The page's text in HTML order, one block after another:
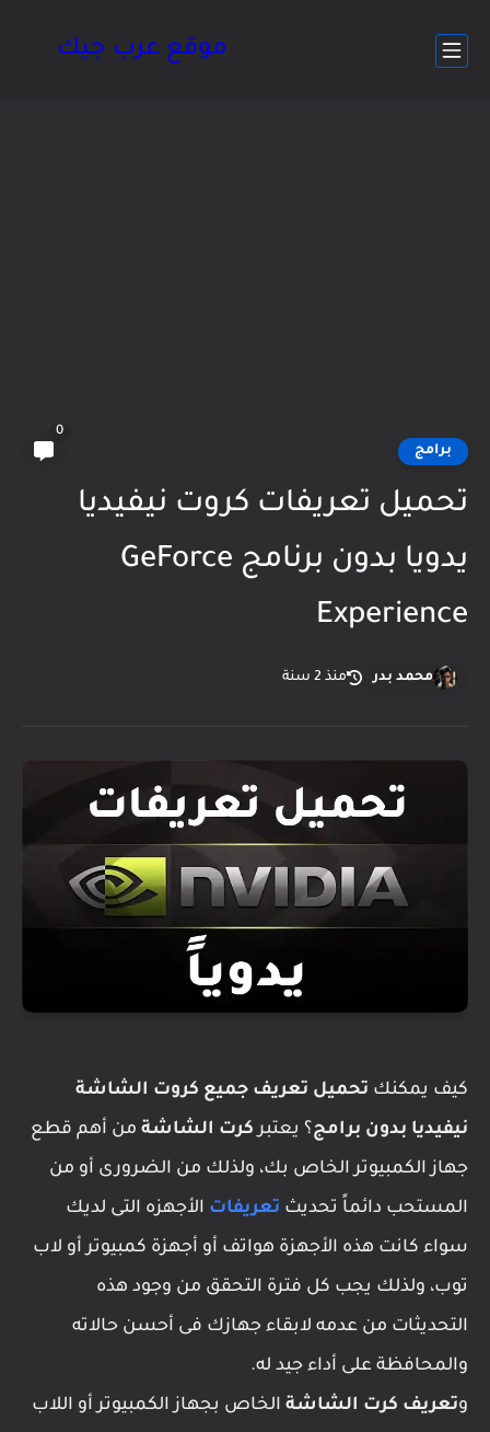
موقع عرب جيك
برامج
0
تحميل تعريفات كروت نيفيديا
يدويا بدون برنامج GeForce
Experience
محمد بدر منذ 2 سنة
كيف يمكنك تحميل تعريف جميع كروت الشاشة
نيفيديا بدون برامج؟ يعتبركرت الشاشة من أهم قطع
جهاز الكمبيوتر الخاص بك، ولذلك من الضرورى أو من
المستحب دائماً تحديث تعريفات الأجهزه التى لديك
سواء كانت هذه الأجهزة هواتف أو أجهزة كمبيوتر أو لاب
توب، ولذلك يجب كل فترة التحقق من وجود هذه
التحديثات من عدمه لابقاء جهازك فى أحسن حالاته
والمحافظة على أداء جيد له.
وتعريف كرت الشاشة الخاص بجهاز الكمبيوتر أو اللاب